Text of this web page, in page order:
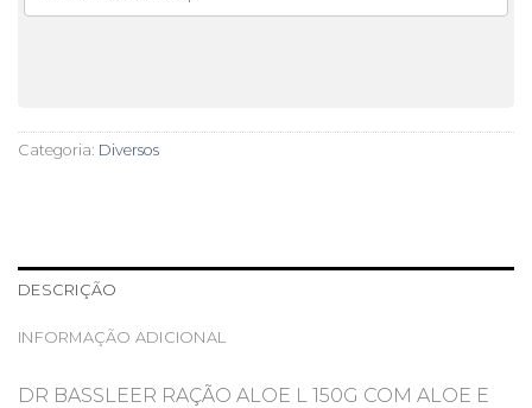
Categoria: Diversos
DESCRIÇÃO
INFORMAÇÃO ADICIONAL
DR BASSLEER RAÇÃO ALOE L 150G COM ALOE E